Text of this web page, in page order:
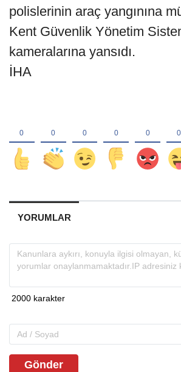
polislerinin araç yangınına
Kent Güvenlik Yönetim
kameralarına yansıdı.
İHA
YORUMLAR
Gönder